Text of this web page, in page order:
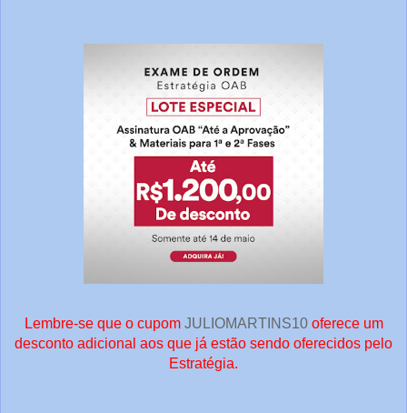
Lembre-se que o cupom JULIOMARTINS10oferece um
desconto adicional aos que já estão sendo oferecidos pelo
Estratégia.